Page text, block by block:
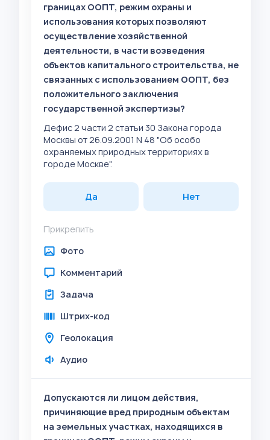
границах ООПТ, режим охраны и
использования которых позволяют
осуществление хозяйственной
деятельности, в части возведения
объектов капитального строительства, не
связанных с использованием ООПТ, без
положительного заключения
государственной экспертизы?
Дефис 2 части 2 статьи 30 Закона города
Москвы от 26.09.2001 N 48 "Об особо
охраняемых природных территориях в
городе Москве".
Да Нет
Прикрепить
Фото
Комментарий
Задача
Штрих-код
Геолокация
Аудио
Допускаются ли лицом действия,
причиняющие вред природным объектам
на земельных участках, находящихся в